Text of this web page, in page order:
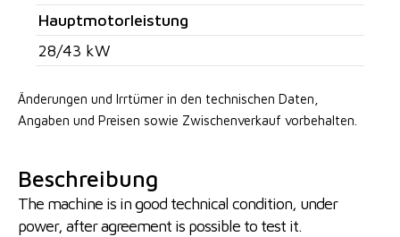
Hauptmotorleistung
28/43 kW
Änderungen und Irrtümer in den technischen Daten,
Angaben und Preisen sowie Zwischenverkauf vorbehalten.
Beschreibung
The machine is in good technical condition, under
power, after agreement is possible to test it.